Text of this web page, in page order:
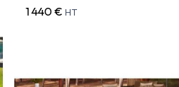
1 440 € HT